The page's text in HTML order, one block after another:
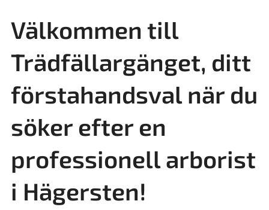
Välkommen till
Trädfällargänget, ditt
förstahandsval när du
söker efter en
professionell arborist
i Hägersten!